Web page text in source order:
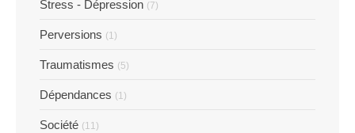
Stress - Dépression (7)
Perversions (1)
Traumatismes (5)
Dépendances (1)
Société (11)